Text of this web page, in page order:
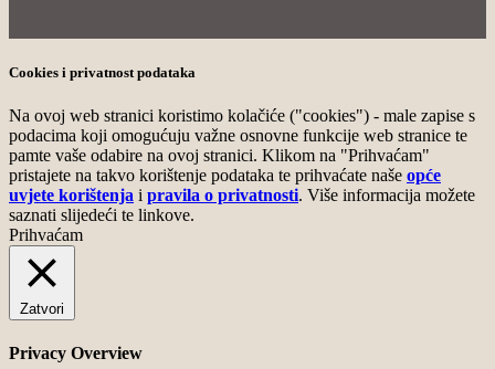
Cookies i privatnost podataka
Na ovoj web stranici koristimo kolačiće ("cookies") - male zapise s
podacima koji omogućuju važne osnovne funkcije web stranice te
pamte vaše odabire na ovoj stranici. Klikom na "Prihvaćam"
pristajete na takvo korištenje podataka te prihvaćate naše opće
uvjete korištenja i pravila o privatnosti. Više informacija možete
saznati slijedeći te linkove.
Prihvaćam
Zatvori
Privacy Overview